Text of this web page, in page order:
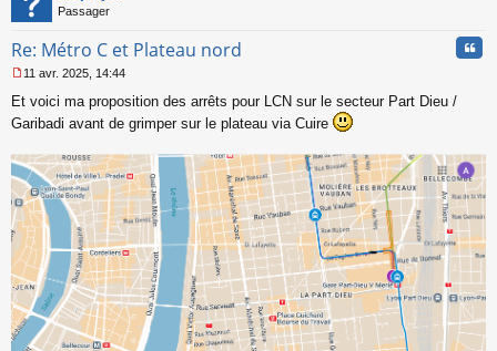
Passager
Re: Métro C et Plateau nord
e
s
a
g
e
n
n
l
u
11 avr. 2025, 14:44
Et voici ma proposition des arrêts pour LCN sur le secteur Part Dieu /
Garibadi avant de grimper sur le plateau via Cuire